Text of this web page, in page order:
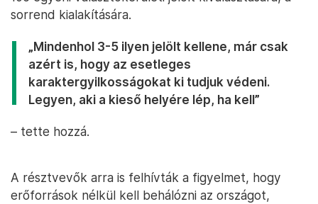
sorrend kialakítására.
„Mindenhol 3-5 ilyen jelölt kellene, már csak
azért is, hogy az esetleges
karaktergyilkosságokat ki tudjuk védeni.
Legyen, aki a kieső helyére lép, ha kell”
– tette hozzá.
A résztvevők arra is felhívták a figyelmet, hogy
erőforrások nélkül kell behálózni az országot,